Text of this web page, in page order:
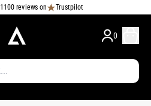
1100 reviews on Trustpilot
0